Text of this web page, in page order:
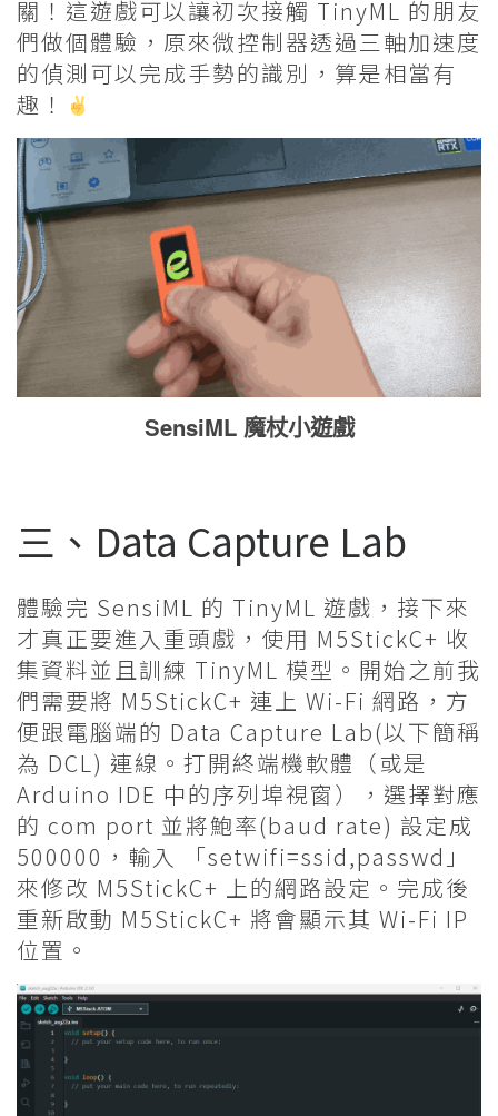
關！這遊戲可以讓初次接觸 TinyML 的朋友
們做個體驗，原來微控制器透過三軸加速度
的偵測可以完成手勢的識別，算是相當有
趣！
SensiML 魔杖小遊戲
三、Data Capture Lab
體驗完 SensiML 的 TinyML 遊戲，接下來
才真正要進入重頭戲，使用 M5StickC+ 收
集資料並且訓練 TinyML 模型。開始之前我
們需要將 M5StickC+ 連上 Wi-Fi 網路，方
便跟電腦端的 Data Capture Lab(以下簡稱
為 DCL) 連線。打開終端機軟體（或是
Arduino IDE 中的序列埠視窗），選擇對應
的 com port 並將鮑率(baud rate) 設定成
500000，輸入 「setwifi=ssid,passwd」
來修改 M5StickC+ 上的網路設定。完成後
重新啟動 M5StickC+ 將會顯示其 Wi-Fi IP
位置。